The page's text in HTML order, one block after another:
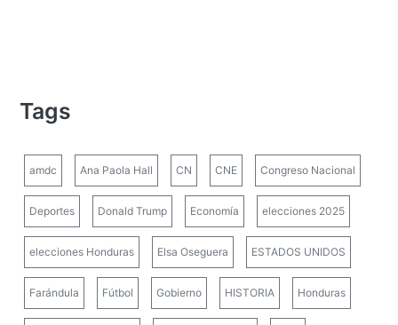
Tags
amdc Ana Paola Hall CN CNE Congreso Nacional
Deportes Donald Trump Economía elecciones 2025
elecciones Honduras Elsa Oseguera ESTADOS UNIDOS
Farándula Fútbol Gobierno HISTORIA Honduras